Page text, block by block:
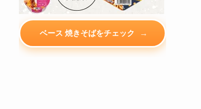
ベース 焼きそばをチェック →